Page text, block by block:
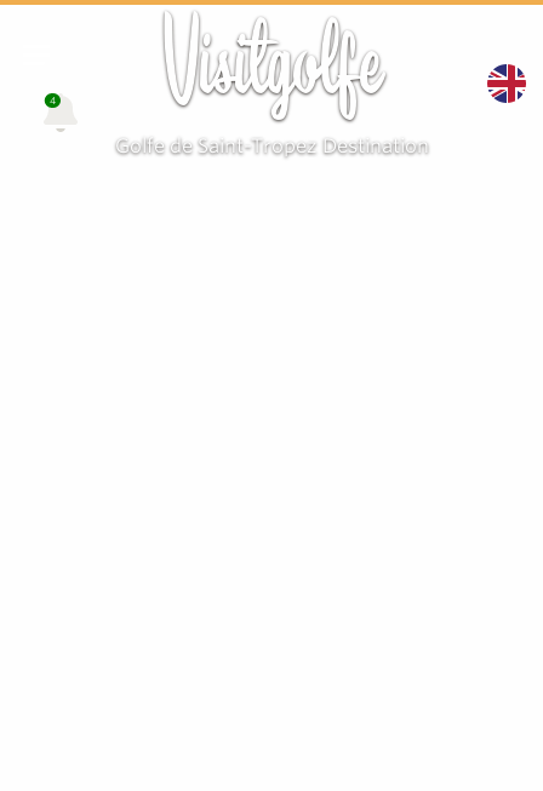
4 Visitgolfe
Golfe de Saint-Tropez Destination